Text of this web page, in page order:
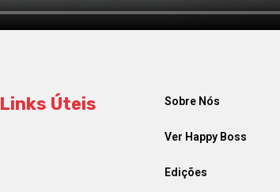
Links Úteis Sobre Nós
Ver Happy Boss
Edições